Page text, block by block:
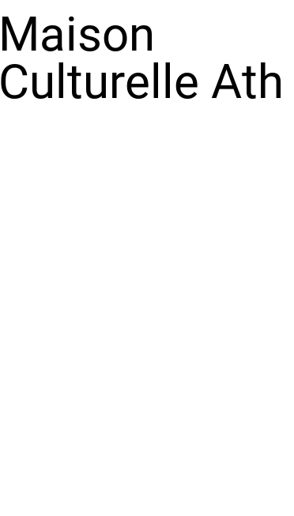
Maison
Culturelle Ath